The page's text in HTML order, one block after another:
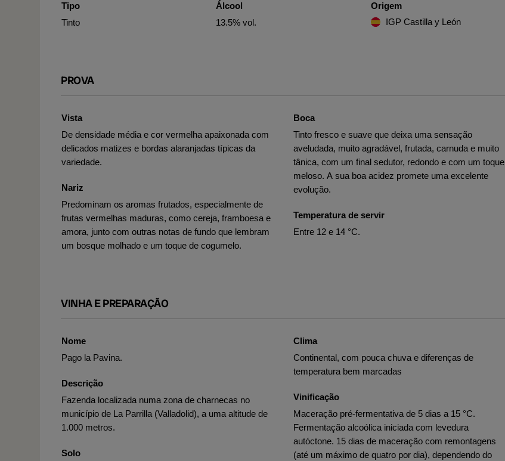
Tipo
Tinto
Álcool
13.5% vol.
Origem
IGP Castilla y León
PROVA
Vista
De densidade média e cor vermelha apaixonada com
delicados matizes e bordas alaranjadas típicas da
variedade.
Nariz
Predominam os aromas frutados, especialmente de
frutas vermelhas maduras, como cereja, framboesa e
amora, junto com outras notas de fundo que lembram
um bosque molhado e um toque de cogumelo.
Boca
Tinto fresco e suave que deixa uma sensação
aveludada, muito agradável, frutada, carnuda e muito
tânica, com um final sedutor, redondo e com um toque
meloso. A sua boa acidez promete uma excelente
evolução.
Temperatura de servir
Entre 12 e 14 °C.
VINHA E PREPARAÇÃO
Nome
Pago la Pavina.
Descrição
Fazenda localizada numa zona de charnecas no
município de La Parrilla (Valladolid), a uma altitude de
1.000 metros.
Solo
Clima
Continental, com pouca chuva e diferenças de
temperatura bem marcadas
Vinificação
Maceração pré-fermentativa de 5 dias a 15 °C.
Fermentação alcoólica iniciada com levedura
autóctone. 15 dias de maceração com remontagens
(até um máximo de quatro por dia), dependendo do